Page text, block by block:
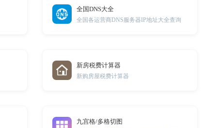
全国DNS大全
全国各运营商DNS服务器IP地址大全查询
新房税费计算器
新购房屋税费计算器
九宫格/多格切图